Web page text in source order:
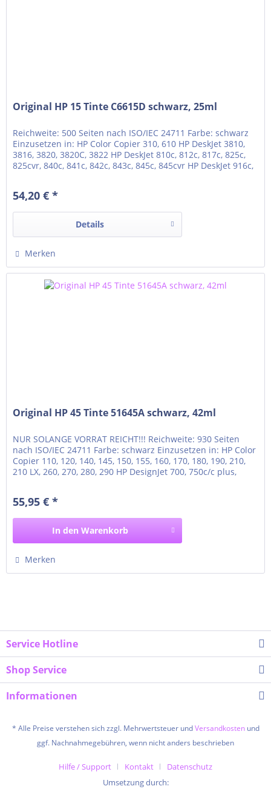
Original HP 15 Tinte C6615D schwarz, 25ml
Reichweite: 500 Seiten nach ISO/IEC 24711 Farbe: schwarz
Einzusetzen in: HP Color Copier 310, 610 HP DeskJet 3810,
3816, 3820, 3820C, 3822 HP DeskJet 810c, 812c, 817c, 825c,
825cvr, 840c, 841c, 842c, 843c, 845c, 845cvr HP DeskJet 916c,
PSC 720, 750,...
54,20 € *
Details
Merken
Original HP 45 Tinte 51645A schwarz, 42ml
NUR SOLANGE VORRAT REICHT!!! Reichweite: 930 Seiten
nach ISO/IEC 24711 Farbe: schwarz Einzusetzen in: HP Color
Copier 110, 120, 140, 145, 150, 155, 160, 170, 180, 190, 210,
210 LX, 260, 270, 280, 290 HP DesignJet 700, 750c/c plus,
1220c, 1220c/ps, 1220cse,...
55,95 € *
In den Warenkorb
Merken
Service Hotline
Shop Service
Informationen
* Alle Preise verstehen sich zzgl. Mehrwertsteuer undVersandkostenund
ggf. Nachnahmegebühren, wenn nicht anders beschrieben
Hilfe / Support Kontakt
Datenschutz
Umsetzung durch: